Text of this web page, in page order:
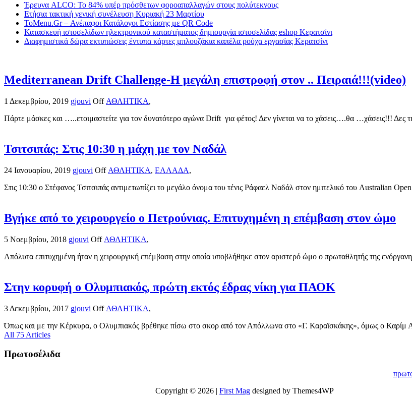
Έρευνα ALCO: Το 84% υπέρ πρόσθετων φοροαπαλλαγών στους πολύτεκνους
Ετήσια τακτική γενική συνέλευση Κυριακή 23 Μαρτίου
ToMenu.Gr – Ανέπαφοι Κατάλογοι Εστίασης με QR Code
Κατασκευή ιστοσελίδων ηλεκτρονικού καταστήματος δημιουργία ιστοσελίδας eshop Κερατσίνι
Διαφημιστικά δώρα εκτυπώσεις έντυπα κάρτες μπλουζάκια καπέλα ρούχα εργασίας Κερατσίνι
Mediterranean Drift Challenge-Η μεγάλη επιστροφή στον .. Πειραιά!!!(video)
1 Δεκεμβρίου, 2019 gjouvi Off ΑΘΛΗΤΙΚΑ,
Πάρτε μάσκες και …..ετοιμαστείτε για τον δυνατότερο αγώνα Drift για φέτος! Δεν γίνεται να το χάσεις….θα …χάσεις!!! Δες
Τσιτσιπάς: Στις 10:30 η μάχη με τον Ναδάλ
24 Ιανουαρίου, 2019 gjouvi Off ΑΘΛΗΤΙΚΑ, ΕΛΛΑΔΑ,
Στις 10:30 ο Στέφανος Τσιτσιπάς αντιμετωπίζει το μεγάλο όνομα του τένις Ράφαελ Ναδάλ στον ημιτελικό του Australian
Βγήκε από το χειρουργείο ο Πετρούνιας. Επιτυχημένη η επέμβαση στον ώμο
5 Νοεμβρίου, 2018 gjouvi Off ΑΘΛΗΤΙΚΑ,
Απόλυτα επιτυχημένη ήταν η χειρουργική επέμβαση στην οποία υποβλήθηκε στον αριστερό ώμο ο πρωταθλητής της
Στην κορυφή ο Ολυμπιακός, πρώτη εκτός έδρας νίκη για ΠΑΟΚ
3 Δεκεμβρίου, 2017 gjouvi Off ΑΘΛΗΤΙΚΑ,
Όπως και με την Κέρκυρα, ο Ολυμπιακός βρέθηκε πίσω στο σκορ από τον Απόλλωνα στο «Γ. Καραϊσκάκης», όμως ο Καρίμ
All 75 Articles
Πρωτοσέλιδα
Copyright © 2026 | First Mag designed by Themes4WP